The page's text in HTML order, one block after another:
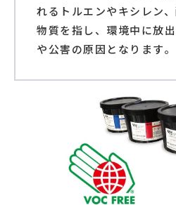
れるトルエンやキシレン
物質を指し、環境中に放
や公害の原因となります。